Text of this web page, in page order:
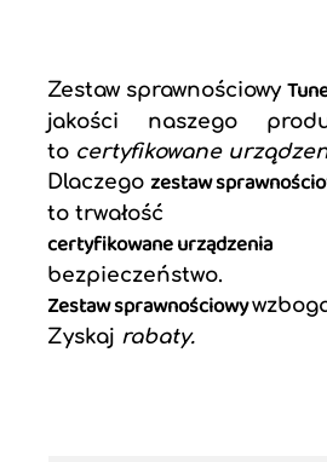
Zestaw sprawnościowy
jakości naszego
to certyfikowane
Dlaczego zestaw
to trwałość
certyfikowane urządzenia
bezpieczeństwo.
Zestaw sprawnościowy
Zyskaj rabaty.